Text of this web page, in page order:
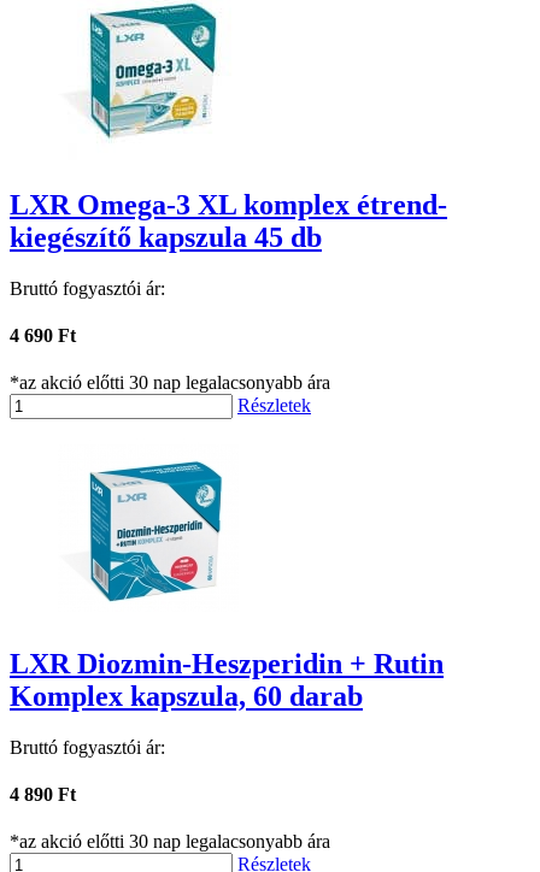
LXR Omega-3 XL komplex étrend-
kiegészítő kapszula 45 db
Bruttó fogyasztói ár:
4 690 Ft
*az akció előtti 30 nap legalacsonyabb ára
Részletek
LXR Diozmin-Heszperidin + Rutin
Komplex kapszula, 60 darab
Bruttó fogyasztói ár:
4 890 Ft
*az akció előtti 30 nap legalacsonyabb ára
Részletek